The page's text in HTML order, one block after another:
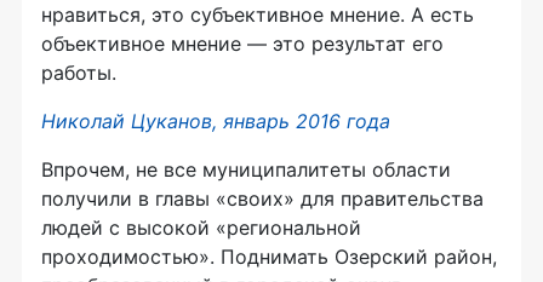
нравиться, это субъективное мнение. А есть
объективное мнение — это результат его
работы.
Николай Цуканов, январь 2016 года
Впрочем, не все муниципалитеты области
получили в главы «своих» для правительства
людей с высокой «региональной
проходимостью». Поднимать Озерский район,